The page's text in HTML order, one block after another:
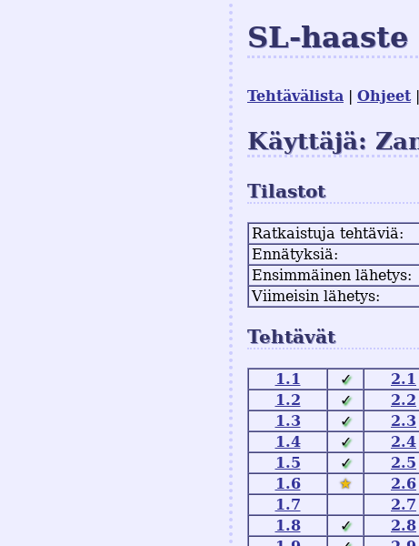
SL-haaste
Tehtävälista Ohjeet
Käyttäjä:
Tilastot
Ratkaistuja tehtäviä:
Ennätyksiä:
Ensimmäinen lähetys:
Viimeisin lähetys:
Tehtävät
1.1 ✓ 2.1
1.2
✓ 2.2
1.3
✓ 2.3
1.4
✓ 2.4
1.5
✓ 2.5
1.6
★ 2.6
1.7
2.7
1.8
✓ 2.8